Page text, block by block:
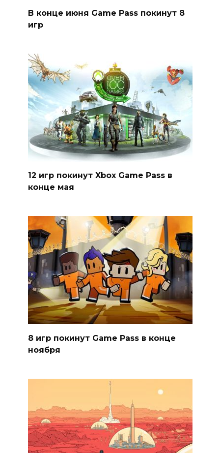
В конце июня Game Pass покинут 8
игр
12 игр покинут Xbox Game Pass в
конце мая
8 игр покинут Game Pass в конце
ноября